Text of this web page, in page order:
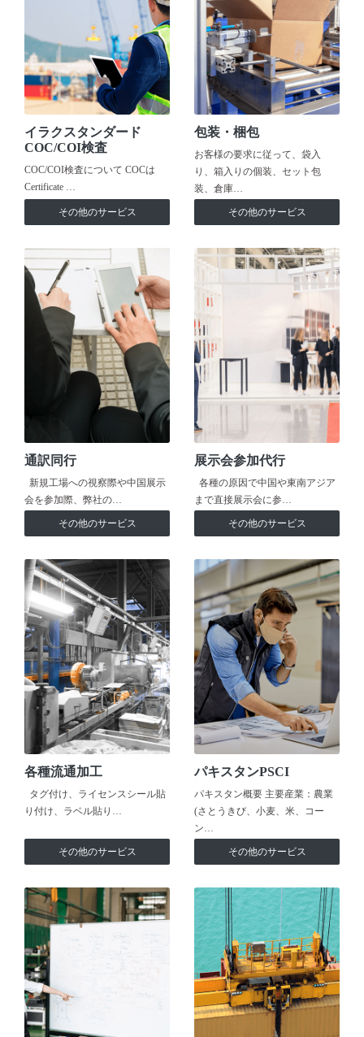
イラクスタンダード
COC/COI検査
COC/COI検査について COCは
Certificate …
その他のサービス
包装・梱包
お客様の要求に従って、袋入
り、箱入りの個装、セット包
装、倉庫…
その他のサービス
通訳同行
新規工場への視察際や中国展示
会を参加際、弊社の…
その他のサービス
展示会参加代行
各種の原因で中国や東南アジア
まで直接展示会に参…
その他のサービス
各種流通加工
タグ付け、ライセンスシール貼
り付け、ラベル貼り…
その他のサービス
パキスタンPSCI
パキスタン概要 主要産業：農業
(さとうきび、小麦、米、コー
ン…
その他のサービス